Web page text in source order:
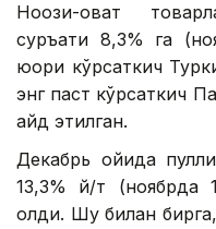
Ноозиқ-овқат
суръати 8,3% га
юқори кўрсаткич
энг паст кўрсаткич
қайд этилган.
Декабрь ойида
13,3% й/т (ноябрда
қолди. Шу билан